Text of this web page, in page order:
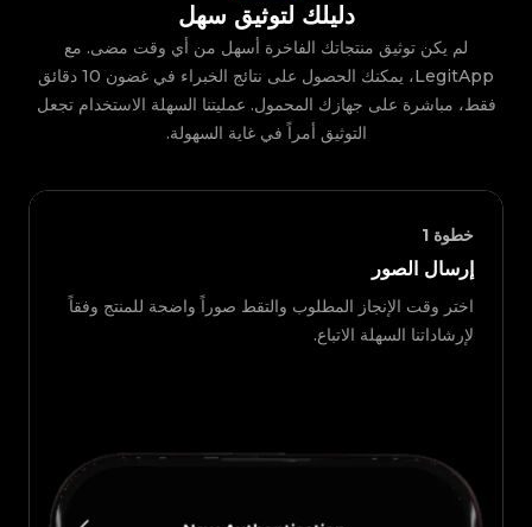
دليلك لتوثيق سهل
لم يكن توثيق منتجاتك الفاخرة أسهل من أي وقت مضى. مع
LegitApp، يمكنك الحصول على نتائج الخبراء في غضون 10 دقائق
فقط، مباشرة على جهازك المحمول. عمليتنا السهلة الاستخدام تجعل
التوثيق أمراً في غاية السهولة.
خطوة 1
إرسال الصور
اختر وقت الإنجاز المطلوب والتقط صوراً واضحة للمنتج وفقاً
لإرشاداتنا السهلة الاتباع.